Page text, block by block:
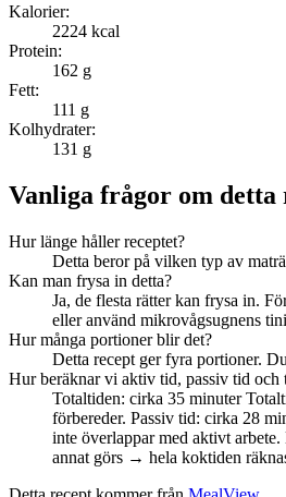
Kalorier:
2224 kcal
Protein:
162 g
Fett:
111 g
Kolhydrater:
131 g
Vanliga frågor om detta
Hur länge håller receptet?
Detta beror på vilken typ av
Kan man frysa in detta?
Ja, de flesta rätter kan frysa in.
eller använd mikrovågsugnens
Hur många portioner blir det?
Detta recept ger fyra portioner.
Hur beräknar vi aktiv tid, passiv tid och
Totaltiden: cirka 35 minuter
förbereder. Passiv tid: cirka 28
inte överlappar med aktivt
annat görs → hela koktiden